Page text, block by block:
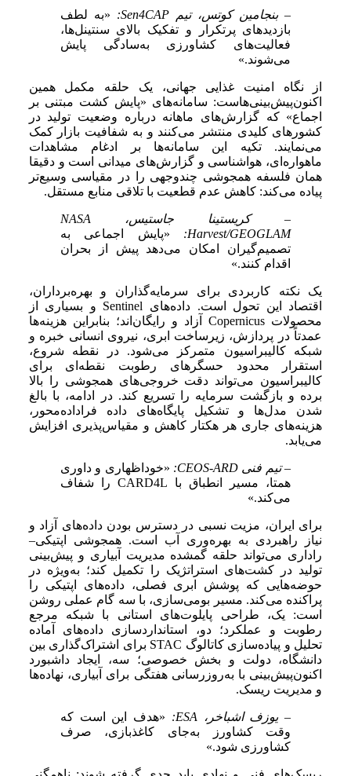
– بنجامین کوتس، تیم Sen4CAP:
«به لطف
بازدیدهای پرتکرار و تفکیک بالای سنتینل‌ها،
فعالیت‌های کشاورزی به‌سادگی پایش
می‌شوند.»
از نگاه امنیت غذایی جهانی، یک حلقه مکمل همین
اکنون‌پیش‌بینی‌هاست: سامانه‌های «پایش کشت مبتنی بر
اجماع» که گزارش‌های ماهانه درباره وضعیت تولید در
کشورهای کلیدی منتشر می‌کنند و به شفافیت بازار کمک
می‌نمایند. تکیه این سامانه‌ها بر ادغام مشاهدات
ماهواره‌ای، هواشناسی و گزارش‌های میدانی است و دقیقا
همان فلسفه همجوشی چندوجهی را در مقیاسی وسیع‌تر
پیاده می‌کند: کاهش عدم قطعیت با تلاقی منابع مستقل.
– کریستینا جاستیس، NASA
Harvest/GEOGLAM:
«پایش اجماعی به
تصمیم‌گیران امکان می‌دهد پیش از بحران
اقدام کنند.»
یک نکته کاربردی برای سرمایه‌گذاران و بهره‌برداران،
اقتصاد این تحول است. داده‌های Sentinel و بسیاری از
محصولات Copernicus آزاد و رایگان‌اند؛ بنابراین هزینه‌ها
عمدتاً در پردازش، زیرساخت ابری، نیروی انسانی خبره و
شبکه کالیبراسیون متمرکز می‌شود. در نقطه شروع،
استقرار محدود حسگرهای رطوبت نقطه‌ای برای
کالیبراسیون می‌تواند دقت خروجی‌های همجوشی را بالا
برده و بازگشت سرمایه را تسریع کند. در ادامه، با بالغ
شدن مدل‌ها و تشکیل پایگاه‌های داده فراداده‌محور،
هزینه‌های جاری هر هکتار کاهش و مقیاس‌پذیری افزایش
می‌یابد.
– تیم فنی CEOS-ARD:
«خوداظهاری و داوری
همتا، مسیر انطباق با CARD4L را شفاف
می‌کند.»
برای ایران، مزیت نسبی در دسترس بودن داده‌های آزاد و
نیاز راهبردی به بهره‌وری آب است. همجوشی اپتیکی–
راداری می‌تواند حلقه گمشده مدیریت آبیاری و پیش‌بینی
تولید در کشت‌های استراتژیک را تکمیل کند؛ به‌ویژه در
حوضه‌هایی که پوشش ابری فصلی، داده‌های اپتیکی را
پراکنده می‌کند. مسیر بومی‌سازی، با سه گام عملی روشن
است: یک، طراحی پایلوت‌های استانی با شبکه مرجع
رطوبت و عملکرد؛ دو، استانداردسازی داده‌های آماده
تحلیل و پیاده‌سازی کاتالوگ STAC برای اشتراک‌گذاری بین
دانشگاه، دولت و بخش خصوصی؛ سه، ایجاد داشبورد
اکنون‌پیش‌بینی با به‌روزرسانی هفتگی برای آبیاری، نهاده‌ها
و مدیریت ریسک.
– یوزف اشباخر، ESA:
«هدف این است که
وقت کشاورز به‌جای کاغذبازی، صرف
کشاورزی شود.»